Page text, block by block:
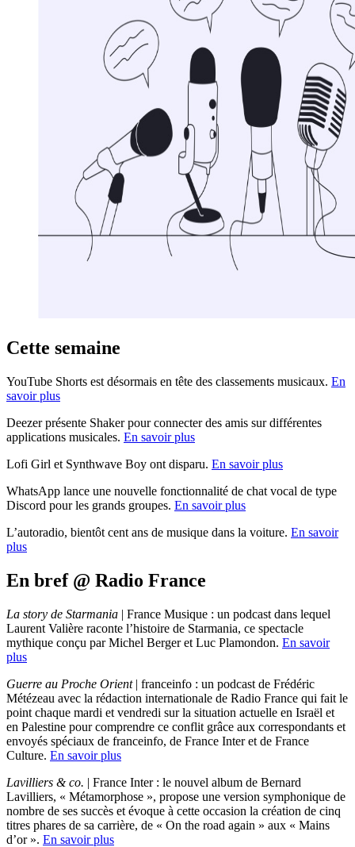
Cette semaine
YouTube Shorts est désormais en tête des classements musicaux. En
savoir plus
Deezer présente Shaker pour connecter des amis sur différentes
applications musicales. En savoir plus
Lofi Girl et Synthwave Boy ont disparu. En savoir plus
WhatsApp lance une nouvelle fonctionnalité de chat vocal de type
Discord pour les grands groupes. En savoir plus
L’autoradio, bientôt cent ans de musique dans la voiture. En savoir
plus
En bref @ Radio France
La story de Starmania | France Musique : un podcast dans lequel
Laurent Valière raconte l’histoire de Starmania, ce spectacle
mythique conçu par Michel Berger et Luc Plamondon. En savoir
plus
Guerre au Proche Orient| franceinfo : un podcast de Frédéric
Métézeau avec la rédaction internationale de Radio France qui fait le
point chaque mardi et vendredi sur la situation actuelle en Israël et
en Palestine pour comprendre ce conflit grâce aux correspondants et
envoyés spéciaux de franceinfo, de France Inter et de France
Culture. En savoir plus
Lavilliers & co. | France Inter : le nouvel album de Bernard
Lavilliers, « Métamorphose », propose une version symphonique de
nombre de ses succès et évoque à cette occasion la création de cinq
titres phares de sa carrière, de « On the road again » aux « Mains
d’or ». En savoir plus